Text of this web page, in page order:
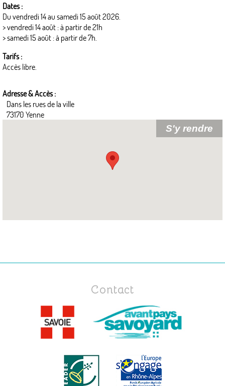
Dates :
Du vendredi 14 au samedi 15 août 2026.
> vendredi 14 août : à partir de 21h
> samedi 15 août : à partir de 7h.
Tarifs :
Accès libre.
Adresse & Accès :
Dans les rues de la ville
73170 Yenne
Contact